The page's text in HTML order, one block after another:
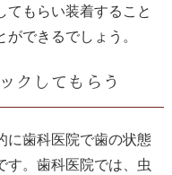
てもらい装着すること
できるでしょう。
クしてもらう
に歯科医院で歯の状態
す。歯科医院では、虫